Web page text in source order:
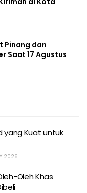
Pinang dan
Saat 17 Agustus
yang Kuat untuk
2026
Oleh Khas